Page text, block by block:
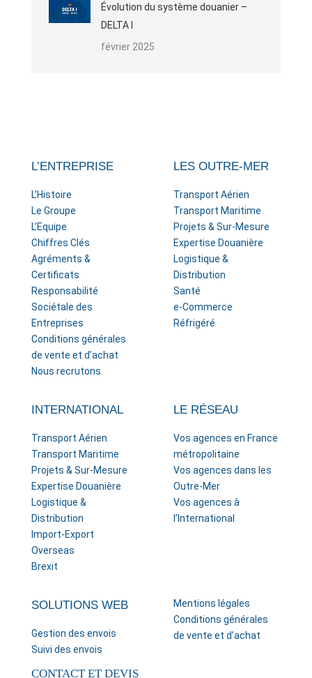
Évolution du système douanier –
DELTA I
février 2025
L’ENTREPRISE
L’Histoire
Le Groupe
L’Equipe
Chiffres Clés
Agréments &
Certificats
Responsabilité
Sociétale des
Entreprises
Conditions générales
de vente et d’achat
Nous recrutons
LES OUTRE-MER
Transport Aérien
Transport Maritime
Projets & Sur-Mesure
Expertise Douanière
Logistique &
Distribution
Santé
e-Commerce
Réfrigéré
INTERNATIONAL
Transport Aérien
Transport Maritime
Projets & Sur-Mesure
Expertise Douanière
Logistique &
Distribution
Import-Export
Overseas
Brexit
LE RÉSEAU
Vos agences en France
métropolitaine
Vos agences dans les
Outre-Mer
Vos agences à
l’International
SOLUTIONS WEB
Gestion des envois
Suivi des envois
CONTACT ET DEVIS
Mentions légales
Conditions générales
de vente et d’achat